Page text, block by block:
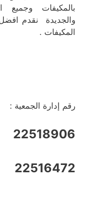
بالمكيفات وجميع
والجديدة نقدم
المكيفات .
رقم إدارة الجمعية :
22518906
22516472